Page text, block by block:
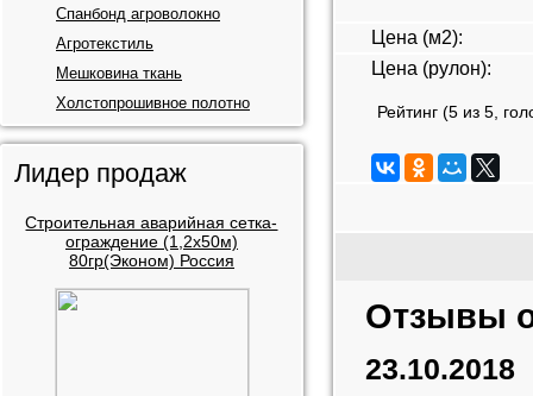
Спанбонд агроволокно
Агротекстиль
Мешковина ткань
Холстопрошивное полотно
Лидер продаж
Строительная аварийная сетка-
ограждение (1,2х50м)
80гр(Эконом) Россия
Цена (м2):
Цена (рулон):
Рейтинг (5 из 5,
Отзывы
23.10.2018